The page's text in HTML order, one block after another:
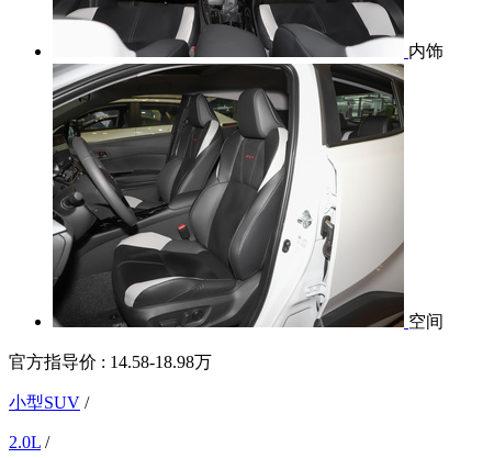
内饰
空间
官方指导价 : 14.58-18.98万
小型SUV /
2.0L /